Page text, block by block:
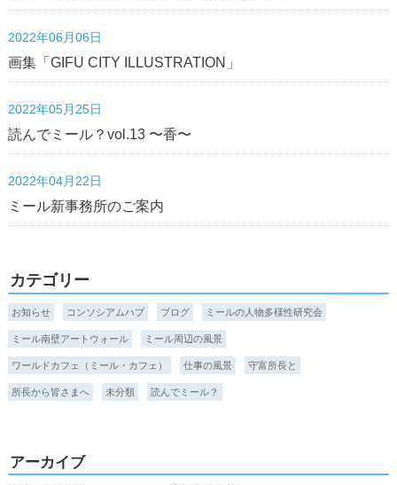
2022年06月06日
画集「GIFU CITY ILLUSTRATION」
2022年05月25日
読んでミール？vol.13 〜香〜
2022年04月22日
ミール新事務所のご案内
カテゴリー
お知らせ コンソシアムハブ ブログ ミールの人物多様性研究会
ミール南壁アートウォール ミール周辺の風景
ワールドカフェ（ミール・カフェ） 仕事の風景 守富所長と
所長から皆さまへ 未分類 読んでミール？
アーカイブ